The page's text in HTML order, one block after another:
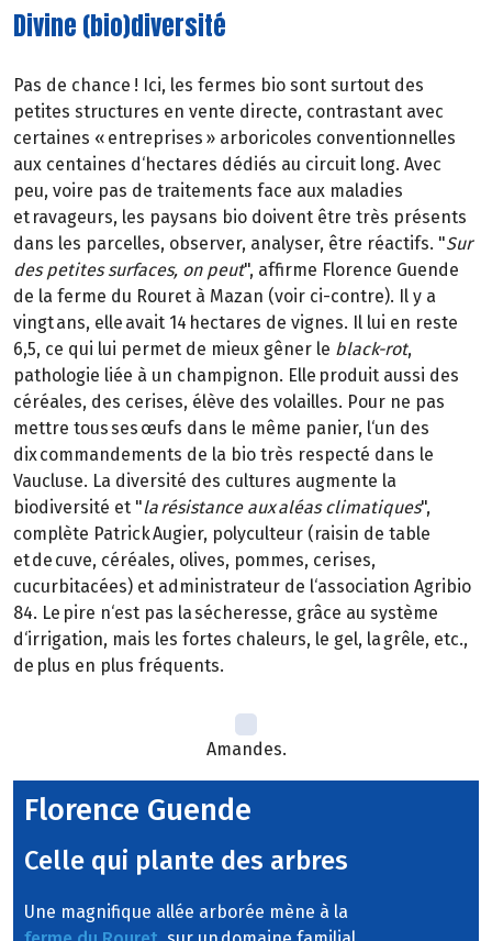
Divine (bio)diversité
Pas de chance ! Ici, les fermes bio sont surtout des
petites structures en vente directe, contrastant avec
certaines « entreprises » arboricoles conventionnelles
aux centaines d‘hectares dédiés au circuit long. Avec
peu, voire pas de traitements face aux maladies
et ravageurs, les paysans bio doivent être très présents
dans les parcelles, observer, analyser, être réactifs. "Sur
des petites surfaces, on peut", affirme Florence Guende
de la ferme du Rouret à Mazan (voir ci-contre). Il y a
vingt ans, elle avait 14 hectares de vignes. Il lui en reste
6,5, ce qui lui permet de mieux gêner le black-rot,
pathologie liée à un champignon. Elle produit aussi des
céréales, des cerises, élève des volailles. Pour ne pas
mettre tous ses œufs dans le même panier, l‘un des
dix commandements de la bio très respecté dans le
Vaucluse. La diversité des cultures augmente la
biodiversité et "la résistance aux aléas climatiques",
complète Patrick Augier, polyculteur (raisin de table
et de cuve, céréales, olives, pommes, cerises,
cucurbitacées) et administrateur de l‘association Agribio
84. Le pire n‘est pas la sécheresse, grâce au système
d‘irrigation, mais les fortes chaleurs, le gel, la grêle, etc.,
de plus en plus fréquents.
Amandes.
Florence Guende
Celle qui plante des arbres
Une magnifique allée arborée mène à la